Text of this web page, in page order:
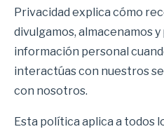
Privacidad explica cómo
divulgamos, almacenamos
información personal
interactúas con nuestros
con nosotros.
Esta política aplica a todos